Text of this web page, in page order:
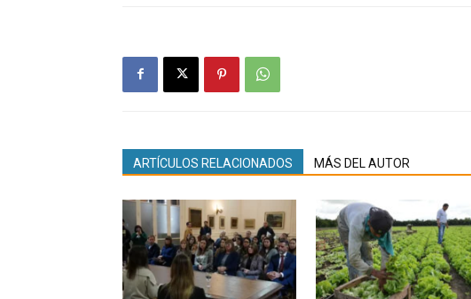
ARTÍCULOS RELACIONADOS MÁS DEL AUTOR